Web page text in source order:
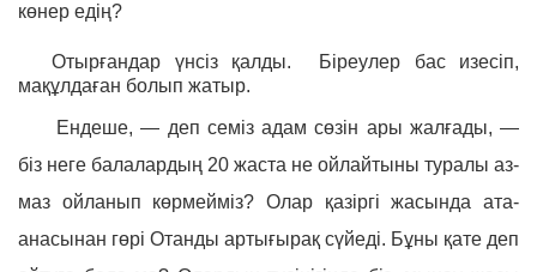
көнер едің?
Отырғандар үнсіз қалды. Біреулер бас изесіп,
мақұлдаған болып жатыр.
Ендеше, — деп семіз адам сөзін ары жалғады, —
біз неге балалардың 20 жаста не ойлайтыны туралы аз-
маз ойланып көрмейміз? Олар қазіргі жасында ата-
анасынан гөрі Отанды артығырақ сүйеді. Бұны қате деп